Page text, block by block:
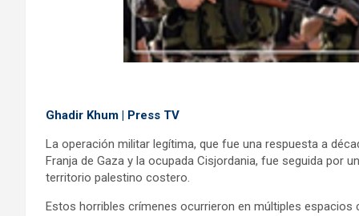
Ghadir Khum | Press TV
La operación militar legítima, que fue una respuesta a
Franja de Gaza y la ocupada Cisjordania, fue seguida por
territorio palestino costero.
Estos horribles crímenes ocurrieron en múltiples espacios